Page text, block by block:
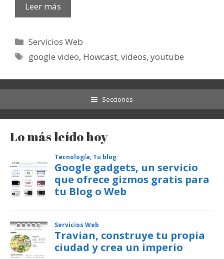
Leer más
Categorías
Servicios Web
Etiquetas
google video, Howcast,videos,youtube
Secciones
Lo más leído hoy